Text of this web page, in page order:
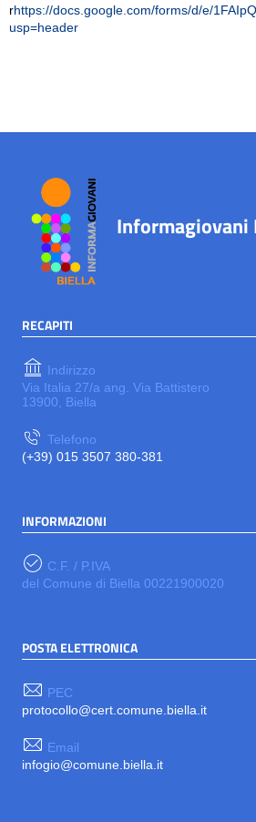
rhttps://docs.google.com/forms/d/e/
usp=header
Informagiovani
RECAPITI
Indirizzo
Via Italia 27/a ang. Via Battistero
13900, Biella
Telefono
(+39) 015 3507 380-381
INFORMAZIONI
C.F. / P.IVA
del Comune di Biella 00221900020
POSTA ELETTRONICA
PEC
protocollo@cert.comune.biella.it
Email
infogio@comune.biella.it